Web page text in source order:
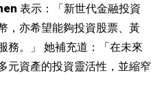
表示：「新世代金融投資
，亦希望能夠投資股票、黃
務。」 她補充道：「在未來
元資產的投資靈活性，並縮窄